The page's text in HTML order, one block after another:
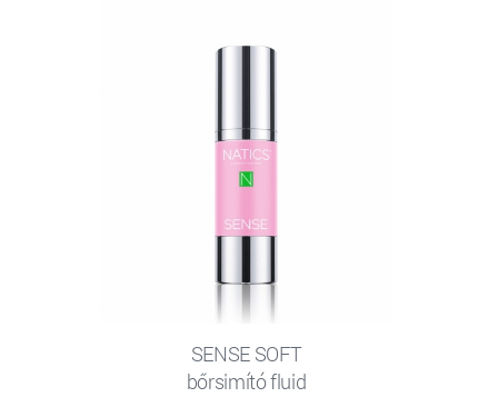
SENSE SOFT
bőrsimító fluid